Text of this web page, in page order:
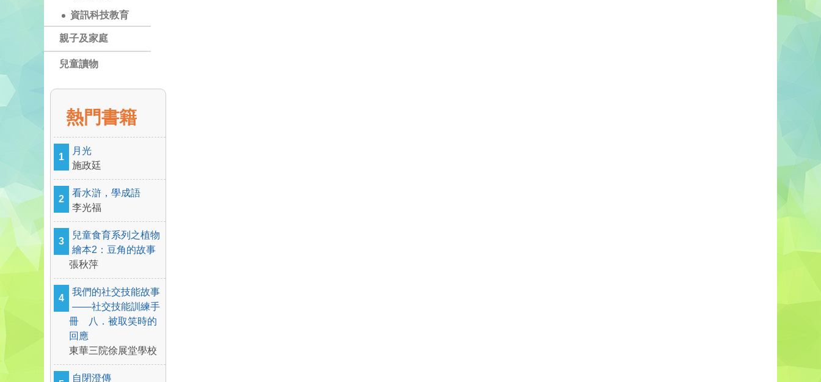
資訊科技教育
親子及家庭
兒童讀物
熱門書籍
1
月光
施政廷
2
看水滸，學成語
李光福
3
兒童食育系列之植物
繪本2：豆角的故事
張秋萍
4
我們的社交技能故事
——社交技能訓練手
冊 八．被取笑時的
回應
東華三院徐展堂學校
自閉澄傳